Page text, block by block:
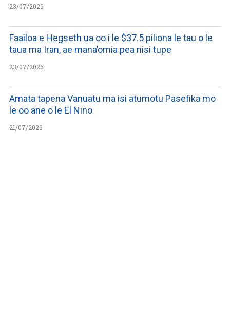
23/07/2026
Faailoa e Hegseth ua oo i le $37.5 piliona le tau o le
taua ma Iran, ae mana’omia pea nisi tupe
23/07/2026
Amata tapena Vanuatu ma isi atumotu Pasefika mo
le oo ane o le El Nino
21/07/2026